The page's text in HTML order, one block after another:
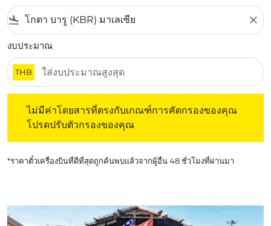
flight_land close
งบประมาณ
THB
ไม่มีค่าโดยสารที่ตรงกับเกณฑ์การคัดกรองของคุณ
โปรดปรับตัวกรองของคุณ
*ราคาตั๋วเครื่องบินที่ดีที่สุดถูกค้นพบแล้วจากผู้อื่น 48 ชั่วโมงที่ผ่านมา